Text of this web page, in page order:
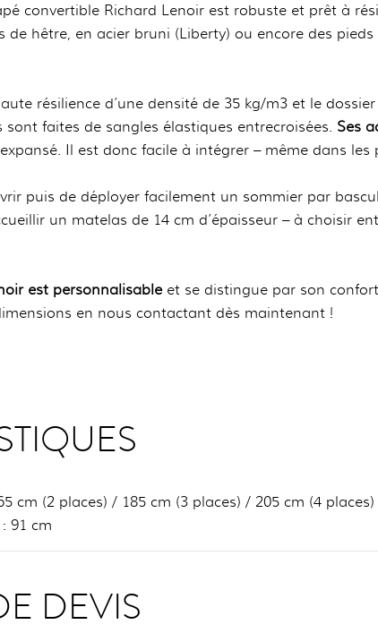
convertible Richard Lenoir est robuste et prêt à
hêtre, en acier bruni (Liberty) ou encore des
résilience d’une densité de 35 kg/m3 et le
faites de sangles élastiques entrecroisées. Ses
Il est donc facile à intégrer – même dans les
puis de déployer facilement un sommier par
un matelas de 14 cm d’épaisseur – à choisir
est personnalisableet se distingue par son
en nous contactant dès maintenant !
cm (2 places) / 185 cm (3 places) / 205 cm (4 places)
91 cm
DEVIS